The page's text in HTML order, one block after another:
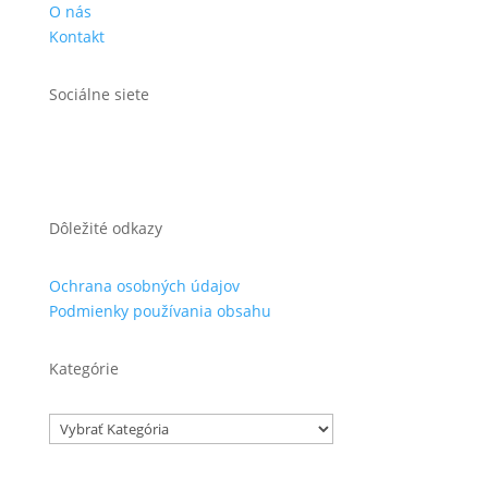
O nás
Kontakt
Sociálne siete
Dôležité odkazy
Ochrana osobných údajov
Podmienky používania obsahu
Kategórie
Kategórie